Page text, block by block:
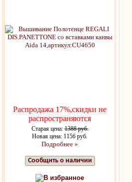
Распродажа 17%,скидки не
распространяются
Старая цена:1388 руб.
Новая цена: 1156 руб.
Подробнее »
Сообщить о наличии
В избранное